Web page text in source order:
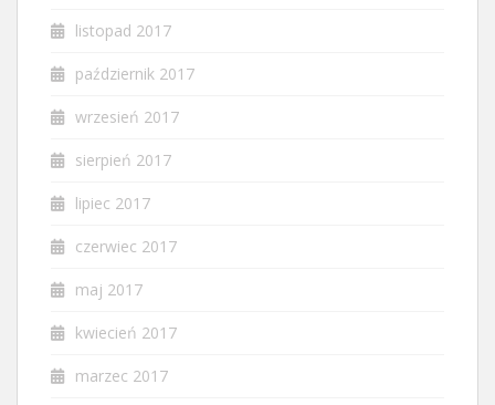
listopad 2017
październik 2017
wrzesień 2017
sierpień 2017
lipiec 2017
czerwiec 2017
maj 2017
kwiecień 2017
marzec 2017